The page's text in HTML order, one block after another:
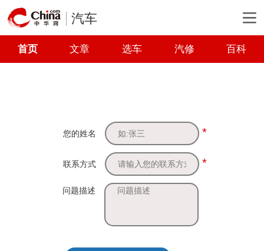
汽车
首页 文章 选车 汽修 百科
您的姓名 *
联系方式 *
问题描述